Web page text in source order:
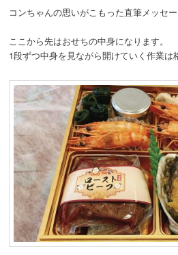
コンちゃんの思いがこもった直筆メッセー
ここから先はおせちの中身になります。
1段ずつ中身を見ながら開けていく作業は